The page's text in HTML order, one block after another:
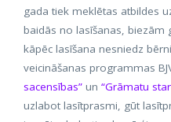
gada tiek meklētas atbildes
baidās no lasīšanas,
kāpēc lasīšana nesniedz
veicināšanas programmas
sacensības” un “Grāmatu
uzlabot lasītprasmi, gūt